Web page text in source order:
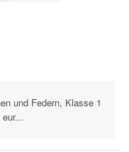
und Federn, Klasse 1